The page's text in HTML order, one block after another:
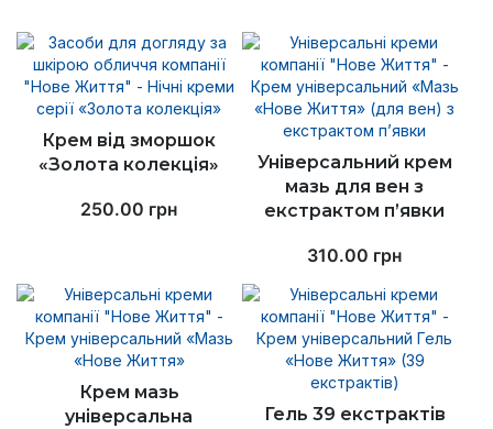
Крем від зморшок
«Золота колекція»
250.00 грн
Універсальний крем
мазь для вен з
екстрактом п’явки
310.00 грн
Крем мазь
універсальна
Гель 39 екстрактів